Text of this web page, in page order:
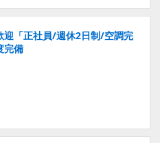
「正社員/週休2日制/空調完
完備